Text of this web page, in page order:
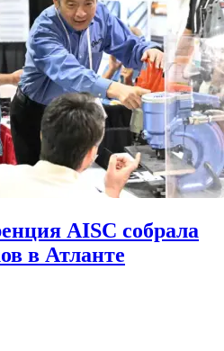
AISC собрала
в Атланте